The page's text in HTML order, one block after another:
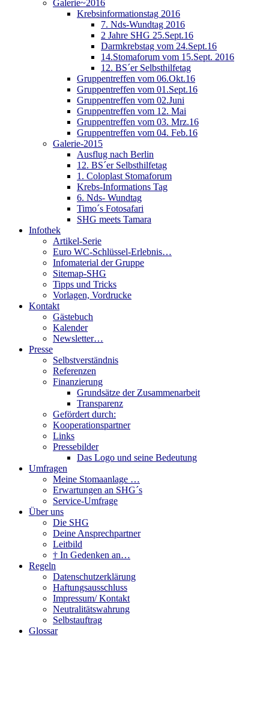
Galerie~2016
Krebsinformationstag 2016
7. Nds-Wundtag 2016
2 Jahre SHG 25.Sept.16
Darmkrebstag vom 24.Sept.16
14.Stomaforum vom 15.Sept. 2016
12. BS´er Selbsthilfetag
Gruppentreffen vom 06.Okt.16
Gruppentreffen vom 01.Sept.16
Gruppentreffen vom 02.Juni
Gruppentreffen vom 12. Mai
Gruppentreffen vom 03. Mrz.16
Gruppentreffen vom 04. Feb.16
Galerie-2015
Ausflug nach Berlin
12. BS´er Selbsthilfetag
1. Coloplast Stomaforum
Krebs-Informations Tag
6. Nds- Wundtag
Timo´s Fotosafari
SHG meets Tamara
Infothek
Artikel-Serie
Euro WC-Schlüssel-Erlebnis…
Infomaterial der Gruppe
Sitemap-SHG
Tipps und Tricks
Vorlagen, Vordrucke
Kontakt
Gästebuch
Kalender
Newsletter…
Presse
Selbstverständnis
Referenzen
Finanzierung
Grundsätze der Zusammenarbeit
Transparenz
Gefördert durch:
Kooperationspartner
Links
Pressebilder
Das Logo und seine Bedeutung
Umfragen
Meine Stomaanlage …
Erwartungen an SHG´s
Service-Umfrage
Über uns
Die SHG
Deine Ansprechpartner
Leitbild
† In Gedenken an…
Regeln
Datenschutzerklärung
Haftungsausschluss
Impressum/ Kontakt
Neutralitätswahrung
Selbstauftrag
Glossar